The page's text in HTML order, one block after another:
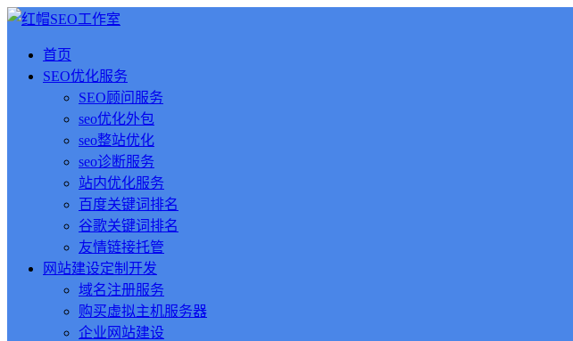
首页
SEO优化服务
SEO顾问服务
seo优化外包
seo整站优化
seo诊断服务
站内优化服务
百度关键词排名
谷歌关键词排名
友情链接托管
网站建设定制开发
域名注册服务
购买虚拟主机服务器
企业网站建设